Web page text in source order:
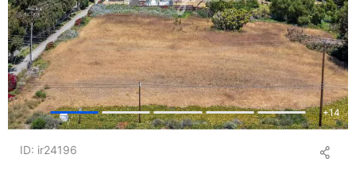
+14
ID: ir24196